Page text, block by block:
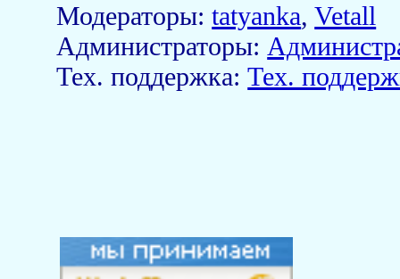
Модераторы:tatyanka,Vetall
Aдминистраторы:
Тех. поддержка:Тех.